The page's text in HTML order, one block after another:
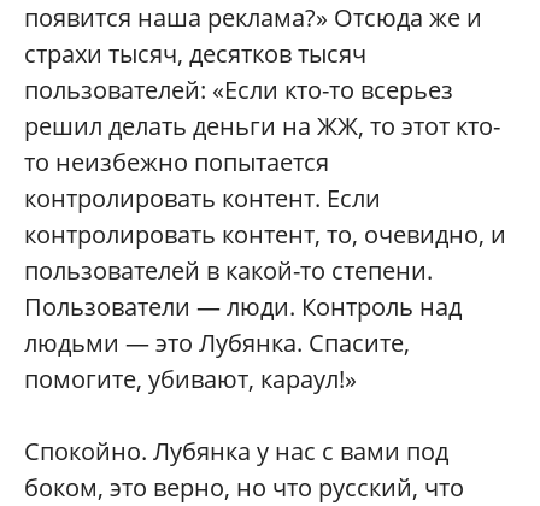
появится наша реклама?» Отсюда же и
страхи тысяч, десятков тысяч
пользователей: «Если кто-то всерьез
решил делать деньги на ЖЖ, то этот кто-
то неизбежно попытается
контролировать контент. Если
контролировать контент, то, очевидно, и
пользователей в какой-то степени.
Пользователи — люди. Контроль над
людьми — это Лубянка. Спасите,
помогите, убивают, караул!»
Спокойно. Лубянка у нас с вами под
боком, это верно, но что русский, что